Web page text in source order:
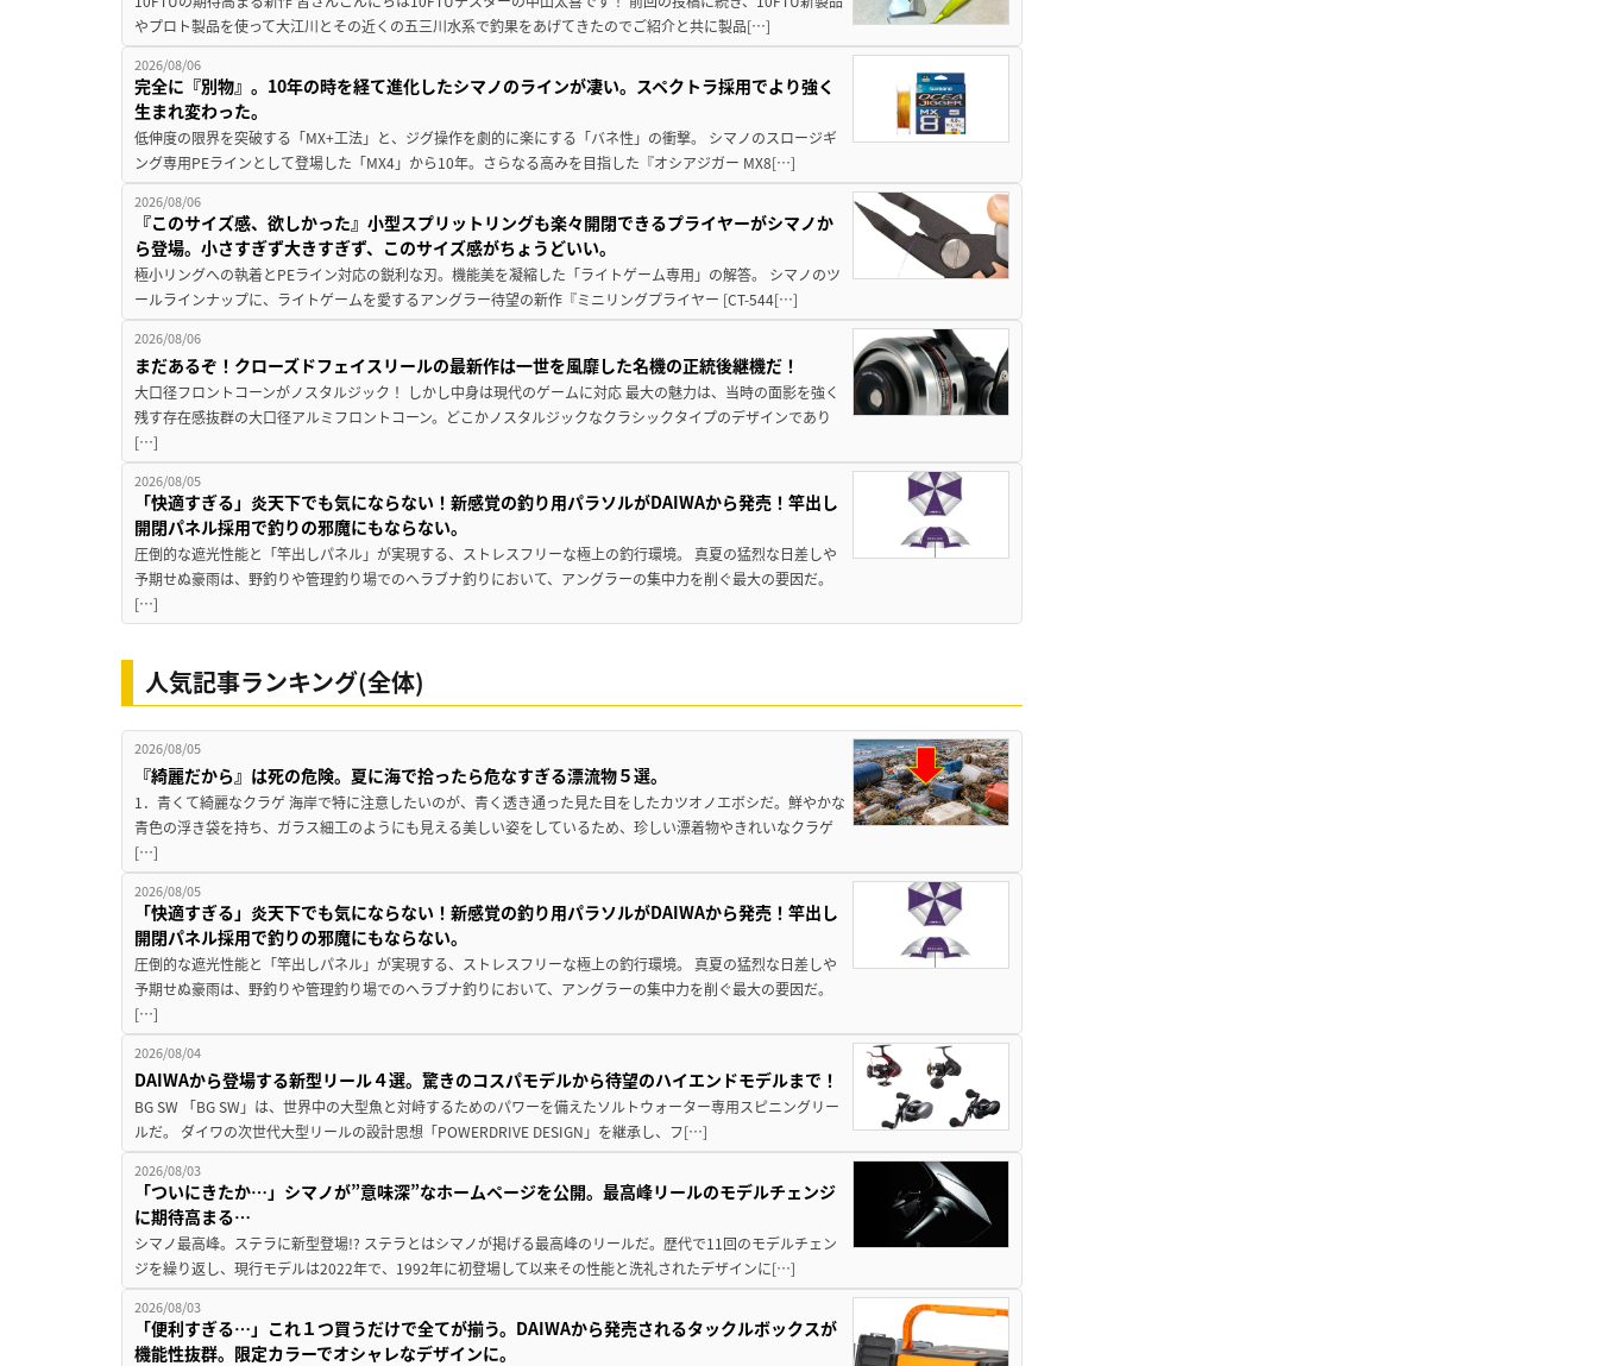
やプロト製品を使って大江川とその近くの五三川水系で釣果をあげてきたのでご紹介と共に製品[…]
2026/08/06
完全に『別物』。10年の時を経て進化したシマノのラインが凄い。スペクトラ採用でより強く
生まれ変わった。
低伸度の限界を突破する「MX+工法」と、ジグ操作を劇的に楽にする「バネ性」の衝撃。 シマノのスロージギ
ング専用PEラインとして登場した「MX4」から10年。さらなる高みを目指した『オシアジガー MX8[…]
2026/08/06
『このサイズ感、欲しかった』小型スプリットリングも楽々開閉できるプライヤーがシマノか
ら登場。小さすぎず大きすぎず、このサイズ感がちょうどいい。
極小リングへの執着とPEライン対応の鋭利な刃。機能美を凝縮した「ライトゲーム専用」の解答。 シマノのツ
ールラインナップに、ライトゲームを愛するアングラー待望の新作『ミニリングプライヤー [CT-544[…]
2026/08/06
まだあるぞ！クローズドフェイスリールの最新作は一世を風靡した名機の正統後継機だ！
大口径フロントコーンがノスタルジック！ しかし中身は現代のゲームに対応 最大の魅力は、当時の面影を強く
残す存在感抜群の大口径アルミフロントコーン。どこかノスタルジックなクラシックタイプのデザインであり
[…]
2026/08/05
「快適すぎる」炎天下でも気にならない！新感覚の釣り用パラソルがDAIWAから発売！竿出し
開閉パネル採用で釣りの邪魔にもならない。
圧倒的な遮光性能と「竿出しパネル」が実現する、ストレスフリーな極上の釣行環境。 真夏の猛烈な日差しや
予期せぬ豪雨は、野釣りや管理釣り場でのヘラブナ釣りにおいて、アングラーの集中力を削ぐ最大の要因だ。
[…]
人気記事ランキング(全体)
2026/08/05
『綺麗だから』は死の危険。夏に海で拾ったら危なすぎる漂流物５選。
1．青くて綺麗なクラゲ 海岸で特に注意したいのが、青く透き通った見た目をしたカツオノエボシだ。鮮やかな
青色の浮き袋を持ち、ガラス細工のようにも見える美しい姿をしているため、珍しい漂着物やきれいなクラゲ
[…]
2026/08/05
「快適すぎる」炎天下でも気にならない！新感覚の釣り用パラソルがDAIWAから発売！竿出し
開閉パネル採用で釣りの邪魔にもならない。
圧倒的な遮光性能と「竿出しパネル」が実現する、ストレスフリーな極上の釣行環境。 真夏の猛烈な日差しや
予期せぬ豪雨は、野釣りや管理釣り場でのヘラブナ釣りにおいて、アングラーの集中力を削ぐ最大の要因だ。
[…]
2026/08/04
DAIWAから登場する新型リール４選。驚きのコスパモデルから待望のハイエンドモデルまで！
BG SW 「BG SW」は、世界中の大型魚と対峙するためのパワーを備えたソルトウォーター専用スピニングリー
ルだ。 ダイワの次世代大型リールの設計思想「POWERDRIVE DESIGN」を継承し、フ[…]
2026/08/03
「ついにきたか…」シマノが”意味深”なホームページを公開。最高峰リールのモデルチェンジ
に期待高まる…
シマノ最高峰。ステラに新型登場!? ステラとはシマノが掲げる最高峰のリールだ。歴代で11回のモデルチェン
ジを繰り返し、現行モデルは2022年で、1992年に初登場して以来その性能と洗礼されたデザインに[…]
2026/08/03
「便利すぎる…」これ１つ買うだけで全てが揃う。DAIWAから発売されるタックルボックスが
機能性抜群。限定カラーでオシャレなデザインに。